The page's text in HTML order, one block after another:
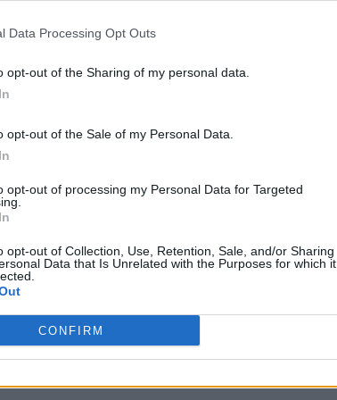
Data Processing Opt Outs
opt-out of the Sharing of my personal data.
opt-out of the Sale of my Personal Data.
opt-out of processing my Personal Data for Targeted
opt-out of Collection, Use, Retention, Sale, and/or Sharing
Data that Is Unrelated with the Purposes for which it
CONFIRM
cabeça:
do cerrado
Maisie Williams
nervoso
For Your Babies
o professor
em biscoitos